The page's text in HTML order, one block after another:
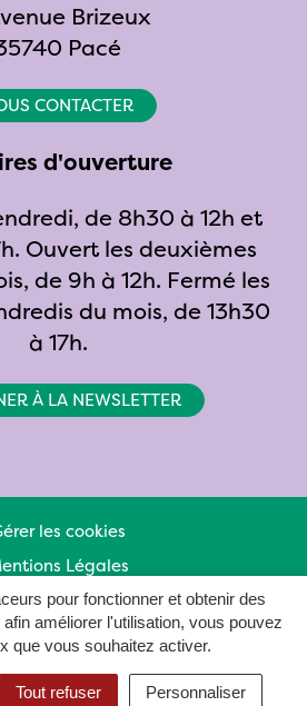
pour fonctionner et obtenir des
améliorer l'utilisation, vous pouvez
que vous souhaitez activer.
Tout refuser Personnaliser
Recherche
Brizeux
Pacé
CONTACTER
d'ouverture
de 8h30 à 12h et
Ouvert les deuxièmes
de 9h à 12h. Fermé les
du mois, de 13h30
à 17h.
À LA NEWSLETTER
les cookies
Légales
de confidentialité
Plan du site
: Partiellement conforme